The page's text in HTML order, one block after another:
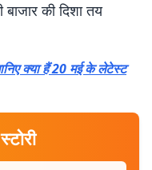
की दिशा तय
क्या हैं 20 मई के लेटेस्ट